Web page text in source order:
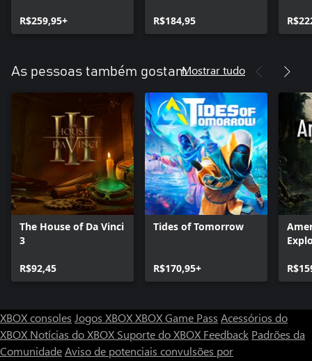
R$259,95+ R$184,95
As pessoas também gostamMostrar tudo
The House of Da Vinci
3
R$92,45
Tides of Tomorrow
R$170,95+
XBOX consoles Jogos XBOXXBOX Game Pass Acessórios do
XBOX Notícias do XBOX Suporte do XBOX Feedback Padrões da
ComunidadeAviso de potenciais convulsões por